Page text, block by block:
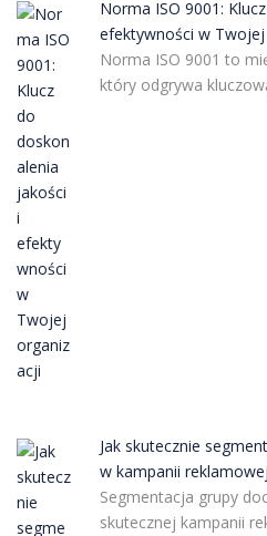
Norma ISO 9001:
efektywności w
Norma ISO 9001 to
który odgrywa
Jak skutecznie
w kampanii
Segmentacja grupy
skutecznej kampanii